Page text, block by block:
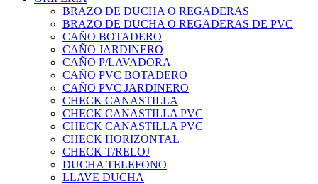
BRAZO DE DUCHA O REGADERAS
BRAZO DE DUCHA O REGADERAS DE PVC
CAÑO BOTADERO
CAÑO JARDINERO
CAÑO P/LAVADORA
CAÑO PVC BOTADERO
CAÑO PVC JARDINERO
CHECK CANASTILLA
CHECK CANASTILLA PVC
CHECK CANASTILLA PVC
CHECK HORIZONTAL
CHECK T/RELOJ
DUCHA TELEFONO
LLAVE DUCHA